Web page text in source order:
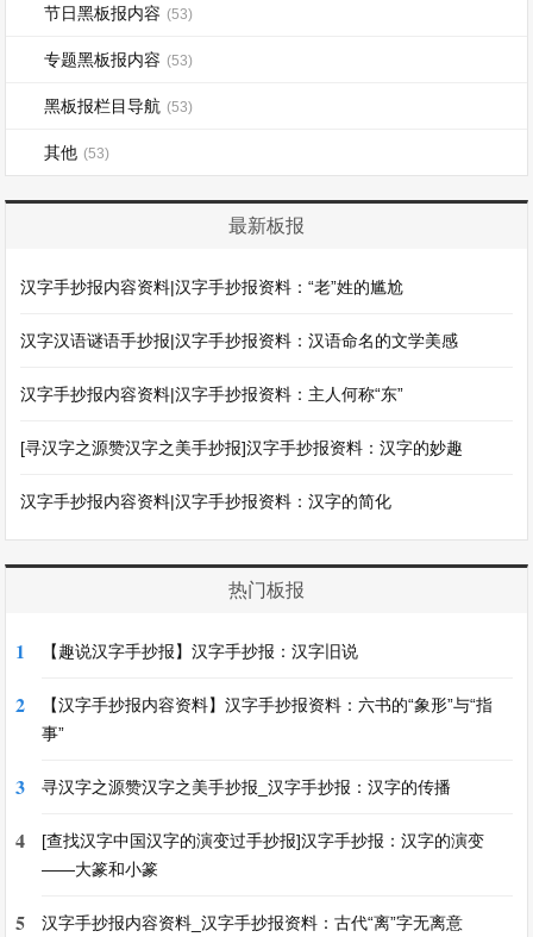
节日黑板报内容 (53)
专题黑板报内容 (53)
黑板报栏目导航 (53)
其他 (53)
最新板报
汉字手抄报内容资料|汉字手抄报资料：“老”姓的尴尬
汉字汉语谜语手抄报|汉字手抄报资料：汉语命名的文学美感
汉字手抄报内容资料|汉字手抄报资料：主人何称“东”
[寻汉字之源赞汉字之美手抄报]汉字手抄报资料：汉字的妙趣
汉字手抄报内容资料|汉字手抄报资料：汉字的简化
热门板报
1 【趣说汉字手抄报】汉字手抄报：汉字旧说
2
【汉字手抄报内容资料】汉字手抄报资料：六书的“象形”与“指
事”
3 寻汉字之源赞汉字之美手抄报_汉字手抄报：汉字的传播
4
[查找汉字中国汉字的演变过手抄报]汉字手抄报：汉字的演变
——大篆和小篆
5 汉字手抄报内容资料_汉字手抄报资料：古代“离”字无离意